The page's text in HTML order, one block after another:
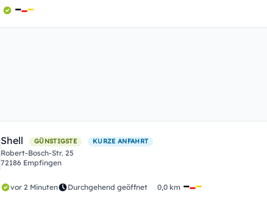
Shell GÜNSTIGSTE KURZE ANFAHRT
Robert-Bosch-Str. 25
72186 Empfingen
vor 2 Minuten Durchgehend geöffnet 0,0 km